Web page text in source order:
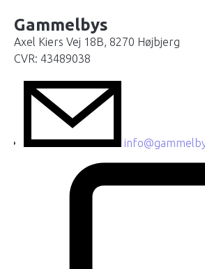
Gammelbys
Axel Kiers Vej 18B, 8270 Højbjerg
CVR: 43489038